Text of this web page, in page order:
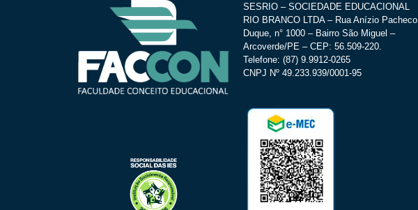
SESRIO – SOCIEDADE EDUCACIONAL
RIO BRANCO LTDA – Rua Anízio Pacheco
Duque, n° 1000 – Bairro São Miguel –
Arcoverde/PE – CEP: 56.509-220.
Telefone: (87) 9.9912-0265
CNPJ Nº 49.233.939/0001-95